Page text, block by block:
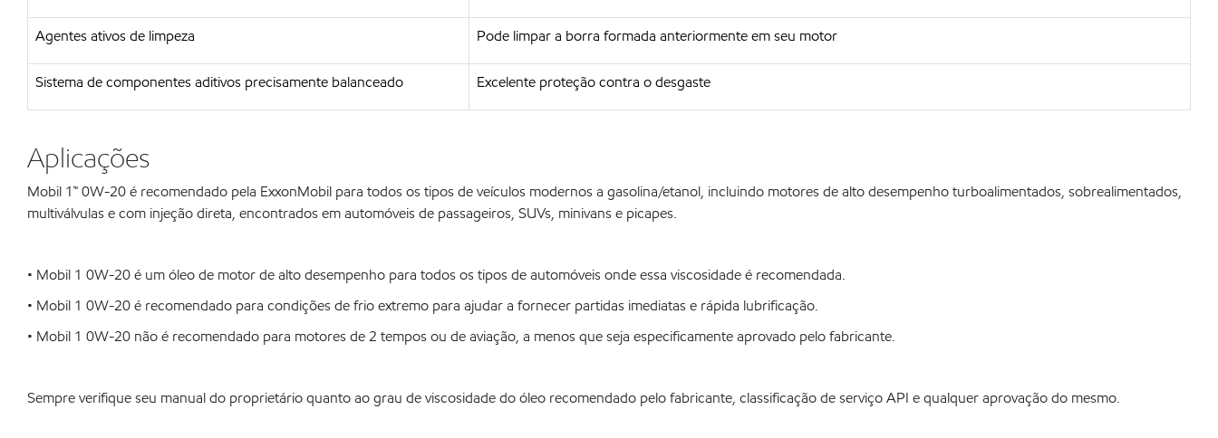
Agentes ativos de limpeza Pode limpar a borra formada anteriormente em seu motor
Sistema de componentes aditivos precisamente balanceado Excelente proteção contra o desgaste
Aplicações
Mobil 1™ 0W-20 é recomendado pela ExxonMobil para todos os tipos de veículos modernos a gasolina/etanol, incluindo motores de alto desempenho turboalimentados, sobrealimentados,
multiválvulas e com injeção direta, encontrados em automóveis de passageiros, SUVs, minivans e picapes.
• Mobil 1 0W-20 é um óleo de motor de alto desempenho para todos os tipos de automóveis onde essa viscosidade é recomendada.
• Mobil 1 0W-20 é recomendado para condições de frio extremo para ajudar a fornecer partidas imediatas e rápida lubrificação.
• Mobil 1 0W-20 não é recomendado para motores de 2 tempos ou de aviação, a menos que seja especificamente aprovado pelo fabricante.
Sempre verifique seu manual do proprietário quanto ao grau de viscosidade do óleo recomendado pelo fabricante, classificação de serviço API e qualquer aprovação do mesmo.